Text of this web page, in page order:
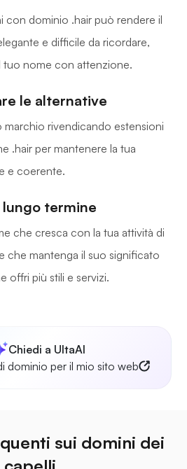
con dominio .hair può rendere il
e difficile da ricordare,
tuo nome con attenzione.
le alternative
marchio rivendicando estensioni
.hair per mantenere la tua
e coerente.
lungo termine
che cresca con la tua attività di
che mantenga il suo significato
offri più stili e servizi.
Chiedi a UltaAI
dominio per il mio sito web
sui domini dei